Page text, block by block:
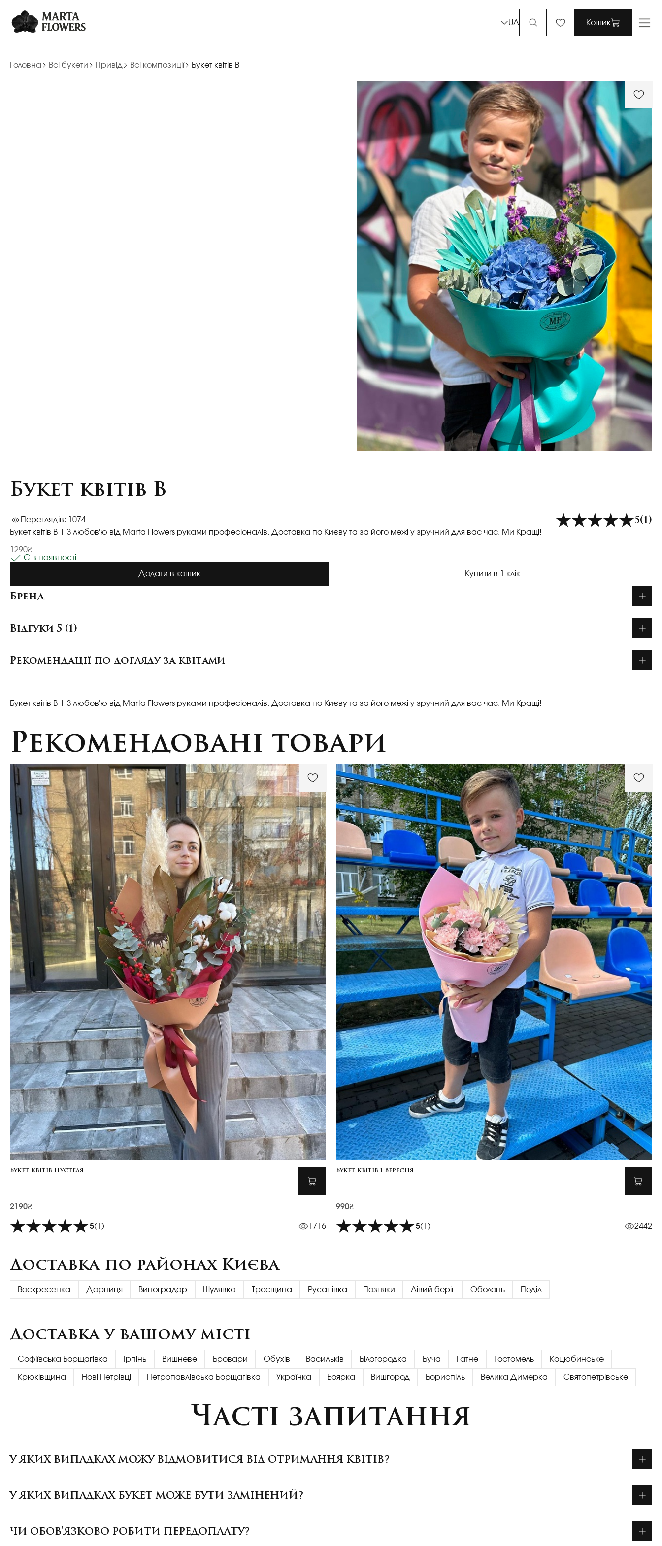
UA Кошик
Головна Всі букети Привід Всі композиції Букет квітів В
Букет квітів В
Переглядів: 1074 5(1)
Букет квітів В | З любов'ю від Marta Flowers руками професіоналів. Доставка по Києву та за його межі у зручний для вас час. Ми Кращі!
1290₴
Є в наявності
Додати в кошик Купити в 1 клік
Бренд
Відгуки 5 (1)
Рекомендації по догляду за квітами
Букет квітів В | З любов'ю від Marta Flowers руками професіоналів. Доставка по Києву та за його межі у зручний для вас час. Ми Кращі!
Рекомендовані товари
Букет квітів Пустеля
2190₴
5(1) 1716
Букет квітів 1 Вересня
990₴
5(1) 2442
Доставка по районах Києва
Воскресенка Дарниця Виноградар Шулявка Троєщина Русанівка Позняки Лівий беріг Оболонь Поділ
Доставка у вашому місті
Софіївська Борщагівка Ірпінь Вишневе Бровари Обухів Васильків Білогородка Буча Гатне Гостомель Коцюбинське
Крюківщина Нові Петрівці Петропавлівська Борщагівка Українка Боярка Вишгород Бориспіль Велика Димерка Святопетрівське
Часті запитання
У ЯКИХ ВИПАДКАХ МОЖУ ВІДМОВИТИСЯ ВІД ОТРИМАННЯ КВІТІВ?
У ЯКИХ ВИПАДКАХ БУКЕТ МОЖЕ БУТИ ЗАМІНЕНИЙ?
ЧИ ОБОВ'ЯЗКОВО РОБИТИ ПЕРЕДОПЛАТУ?